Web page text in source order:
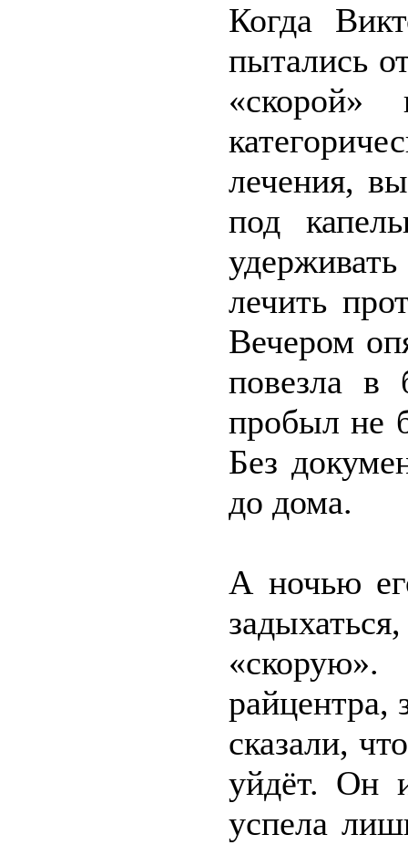
Когда
пытались
лечения,
под
лечить
Вечером
повезла в
пробыл не
Без
до дома.
А ночью
райцентра,
сказали,
уйдёт. Он
успела